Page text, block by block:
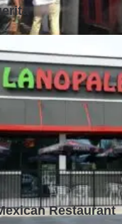
Restaurant